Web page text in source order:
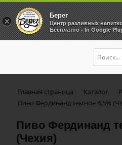
Главная страница Каталог
Пиво Фердинанд темное 4,5%
Пиво Фердинанд
(Чехия)
×
Берег
Центр разливных
Бесплатно - In Google